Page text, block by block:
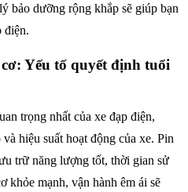
bảo dưỡng rộng khắp sẽ giúp bạn
điện.
Yếu tố quyết định tuổi
trọng nhất của xe đạp điện,
hiệu suất hoạt động của xe. Pin
trữ năng lượng tốt, thời gian sử
khỏe mạnh, vận hành êm ái sẽ